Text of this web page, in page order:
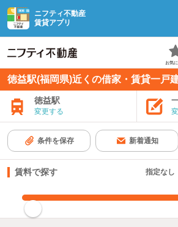
ニフティ不動産
賃貸アプリ
お気
徳益駅(福岡県)近くの借家・賃貸一戸
徳益駅
変更する
条件を保存 新着通知
賃料で探す 指定なし